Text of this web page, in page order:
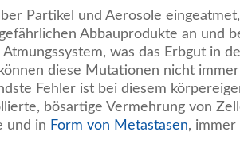
Partikel und Aerosole
Abbauprodukte an und
was das Erbgut in
diese Mutationen nicht
Fehler ist bei diesem
bösartige Vermehrung von
und in Form von Metastasen,